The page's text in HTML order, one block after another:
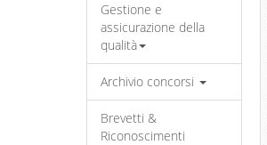
Gestione e
assicurazione della
qualità
Archivio concorsi
Brevetti &
Riconoscimenti